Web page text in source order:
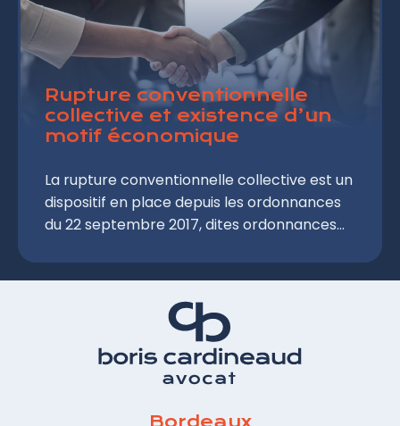
Rupture conventionnelle
collective et existence d’un
motif économique
La rupture conventionnelle collective est un
dispositif en place depuis les ordonnances
du 22 septembre 2017, dites ordonnances
entreprise, quel que soit son effectif, et peut
collectif qui doit être validé par
l'administration. Ce dispositif de
suppressions d'emplois a ceci de particulier
qu'il n'est pas conditionné à l'existence d'un